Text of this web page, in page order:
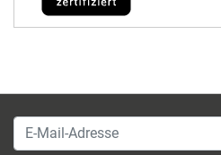
E-Mail-Adresse